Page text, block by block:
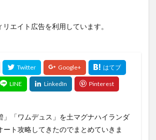
エイト広告を利用しています。
」「ワムデュス」を土マグナハイランダ
ート攻略してきたのでまとめていきま